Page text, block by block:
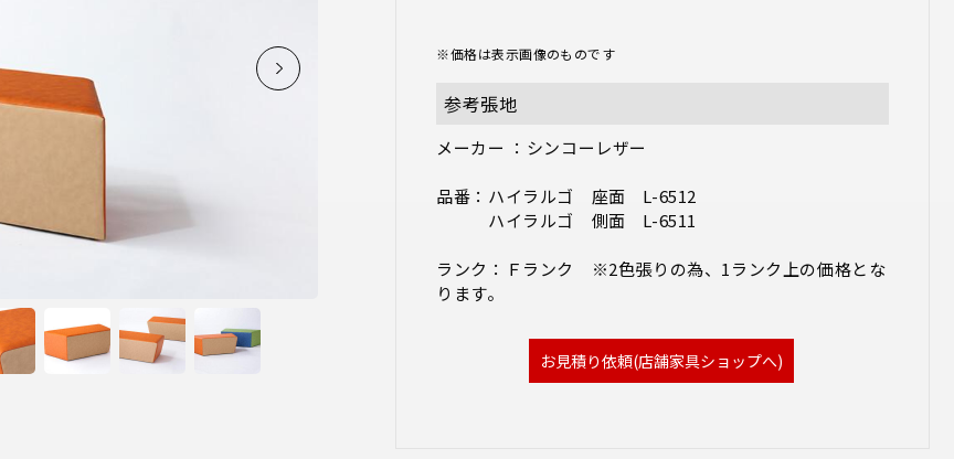
※価格は表示画像のものです
参考張地
メーカー ：シンコーレザー
品番：ハイラルゴ　座面　L-6512
ハイラルゴ　側面　L-6511
ランク：Ｆランク　※2色張りの為、1ランク上の価格とな
お見積り依頼(店舗家具ショップへ)